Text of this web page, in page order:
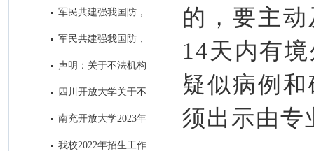
秋季招生进入尾声
军民共建强我国防，
南充开大办“拥军班” ----南充开
仪式圆满举行
军民共建强我国防，
南充开大办“拥军班” ----南充开
仪式圆满举行
声明：关于不法机构
冒用我校名义进行虚假招生的郑
四川开放大学关于不
法机构冒用我校名义进行虚假招
南充开放大学2023年
春季招生简章
我校2022年招生工作
的，要主
14天内有
疑似病例
须出示由专